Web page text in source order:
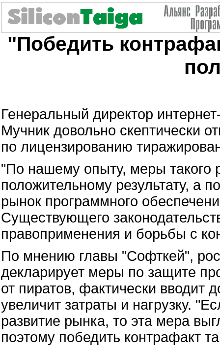
"Победить
Генеральный директор
Мучник довольно скептически
по лицензированию
"По нашему опыту, меры такого
положительному результату, а
рынок программного
Существующего
правоприменения и борьбы с
По мнению главы "Софткей",
декларирует меры по защите
от пиратов, фактически вводит
увеличит затраты и нагрузку.
развитие рынка, то эта мера
поэтому победить контрафакт